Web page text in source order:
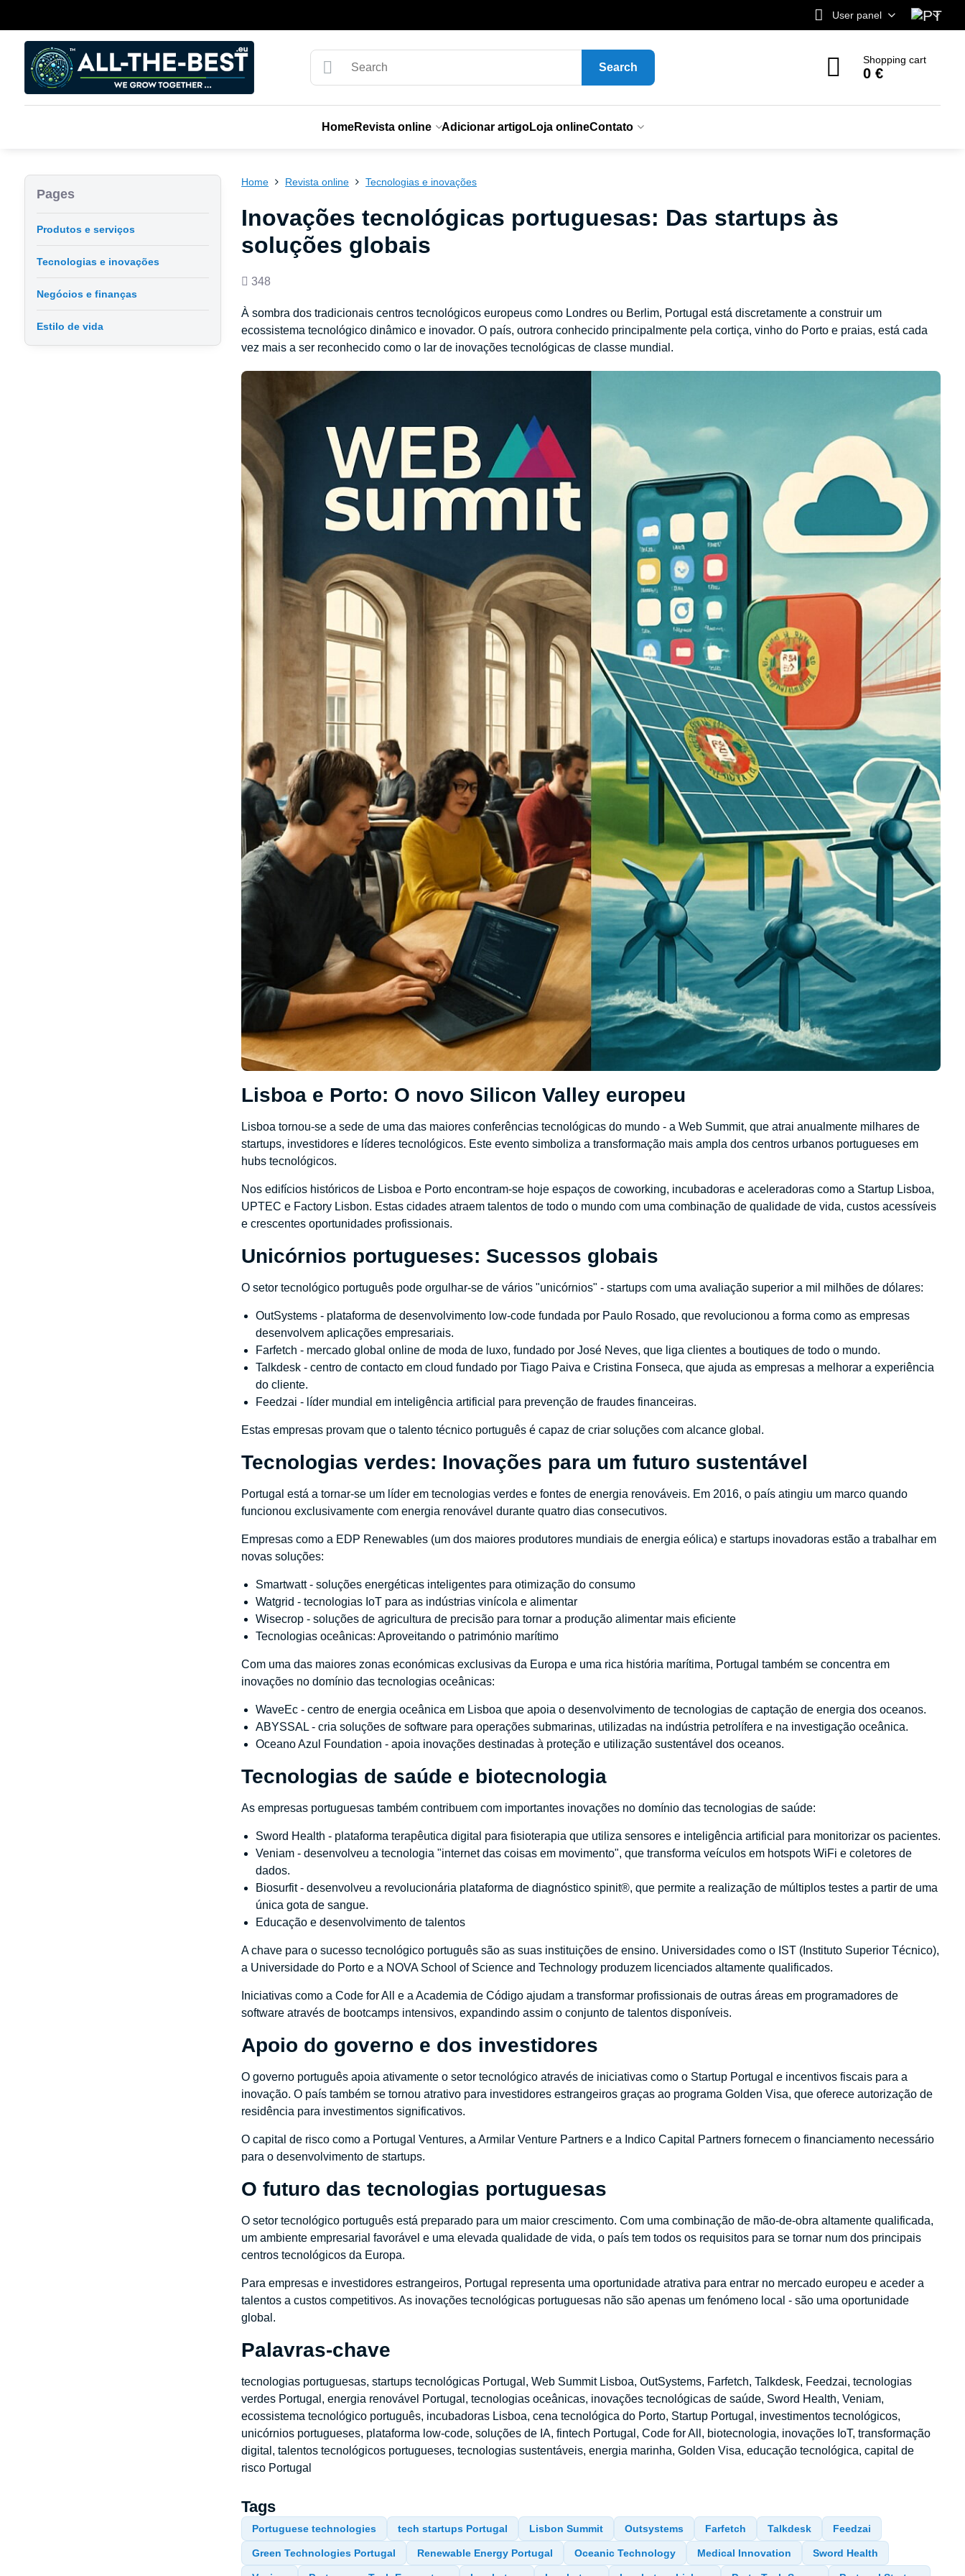
User panel
Search
Shopping cart
0 €
HomeRevista online Adicionar artigoLoja onlineContato
Home Revista online Tecnologias e inovações
Inovações tecnológicas portuguesas: Das startups às
soluções globais
Views
348
À sombra dos tradicionais centros tecnológicos europeus como Londres ou Berlim, Portugal está discretamente a construir um
ecossistema tecnológico dinâmico e inovador. O país, outrora conhecido principalmente pela cortiça, vinho do Porto e praias, está cada
vez mais a ser reconhecido como o lar de inovações tecnológicas de classe mundial.
Lisboa e Porto: O novo Silicon Valley europeu
Lisboa tornou-se a sede de uma das maiores conferências tecnológicas do mundo - a Web Summit, que atrai anualmente milhares de
startups, investidores e líderes tecnológicos. Este evento simboliza a transformação mais ampla dos centros urbanos portugueses em
hubs tecnológicos.
Nos edifícios históricos de Lisboa e Porto encontram-se hoje espaços de coworking, incubadoras e aceleradoras como a Startup Lisboa,
UPTEC e Factory Lisbon. Estas cidades atraem talentos de todo o mundo com uma combinação de qualidade de vida, custos acessíveis
e crescentes oportunidades profissionais.
Unicórnios portugueses: Sucessos globais
O setor tecnológico português pode orgulhar-se de vários "unicórnios" - startups com uma avaliação superior a mil milhões de dólares:
OutSystems - plataforma de desenvolvimento low-code fundada por Paulo Rosado, que revolucionou a forma como as empresas
desenvolvem aplicações empresariais.
Farfetch - mercado global online de moda de luxo, fundado por José Neves, que liga clientes a boutiques de todo o mundo.
Talkdesk - centro de contacto em cloud fundado por Tiago Paiva e Cristina Fonseca, que ajuda as empresas a melhorar a experiência
do cliente.
Feedzai - líder mundial em inteligência artificial para prevenção de fraudes financeiras.
Estas empresas provam que o talento técnico português é capaz de criar soluções com alcance global.
Tecnologias verdes: Inovações para um futuro sustentável
Portugal está a tornar-se um líder em tecnologias verdes e fontes de energia renováveis. Em 2016, o país atingiu um marco quando
funcionou exclusivamente com energia renovável durante quatro dias consecutivos.
Empresas como a EDP Renewables (um dos maiores produtores mundiais de energia eólica) e startups inovadoras estão a trabalhar em
novas soluções:
Smartwatt - soluções energéticas inteligentes para otimização do consumo
Watgrid - tecnologias IoT para as indústrias vinícola e alimentar
Wisecrop - soluções de agricultura de precisão para tornar a produção alimentar mais eficiente
Tecnologias oceânicas: Aproveitando o património marítimo
Com uma das maiores zonas económicas exclusivas da Europa e uma rica história marítima, Portugal também se concentra em
inovações no domínio das tecnologias oceânicas:
WaveEc - centro de energia oceânica em Lisboa que apoia o desenvolvimento de tecnologias de captação de energia dos oceanos.
ABYSSAL - cria soluções de software para operações submarinas, utilizadas na indústria petrolífera e na investigação oceânica.
Oceano Azul Foundation - apoia inovações destinadas à proteção e utilização sustentável dos oceanos.
Tecnologias de saúde e biotecnologia
As empresas portuguesas também contribuem com importantes inovações no domínio das tecnologias de saúde:
Sword Health - plataforma terapêutica digital para fisioterapia que utiliza sensores e inteligência artificial para monitorizar os pacientes.
Veniam - desenvolveu a tecnologia "internet das coisas em movimento", que transforma veículos em hotspots WiFi e coletores de
dados.
Biosurfit - desenvolveu a revolucionária plataforma de diagnóstico spinit®, que permite a realização de múltiplos testes a partir de uma
única gota de sangue.
Educação e desenvolvimento de talentos
A chave para o sucesso tecnológico português são as suas instituições de ensino. Universidades como o IST (Instituto Superior Técnico),
a Universidade do Porto e a NOVA School of Science and Technology produzem licenciados altamente qualificados.
Iniciativas como a Code for All e a Academia de Código ajudam a transformar profissionais de outras áreas em programadores de
software através de bootcamps intensivos, expandindo assim o conjunto de talentos disponíveis.
Apoio do governo e dos investidores
O governo português apoia ativamente o setor tecnológico através de iniciativas como o Startup Portugal e incentivos fiscais para a
inovação. O país também se tornou atrativo para investidores estrangeiros graças ao programa Golden Visa, que oferece autorização de
residência para investimentos significativos.
O capital de risco como a Portugal Ventures, a Armilar Venture Partners e a Indico Capital Partners fornecem o financiamento necessário
para o desenvolvimento de startups.
O futuro das tecnologias portuguesas
O setor tecnológico português está preparado para um maior crescimento. Com uma combinação de mão-de-obra altamente qualificada,
um ambiente empresarial favorável e uma elevada qualidade de vida, o país tem todos os requisitos para se tornar num dos principais
centros tecnológicos da Europa.
Para empresas e investidores estrangeiros, Portugal representa uma oportunidade atrativa para entrar no mercado europeu e aceder a
talentos a custos competitivos. As inovações tecnológicas portuguesas não são apenas um fenómeno local - são uma oportunidade
global.
Palavras-chave
tecnologias portuguesas, startups tecnológicas Portugal, Web Summit Lisboa, OutSystems, Farfetch, Talkdesk, Feedzai, tecnologias
verdes Portugal, energia renovável Portugal, tecnologias oceânicas, inovações tecnológicas de saúde, Sword Health, Veniam,
ecossistema tecnológico português, incubadoras Lisboa, cena tecnológica do Porto, Startup Portugal, investimentos tecnológicos,
unicórnios portugueses, plataforma low-code, soluções de IA, fintech Portugal, Code for All, biotecnologia, inovações IoT, transformação
digital, talentos tecnológicos portugueses, tecnologias sustentáveis, energia marinha, Golden Visa, educação tecnológica, capital de
risco Portugal
Tags
Portuguese technologies tech startups Portugal Lisbon Summit Outsystems Farfetch Talkdesk Feedzai
Green Technologies Portugal Renewable Energy Portugal Oceanic Technology Medical Innovation Sword Health
Pages
Produtos e serviços
Tecnologias e inovações
Negócios e finanças
Estilo de vida